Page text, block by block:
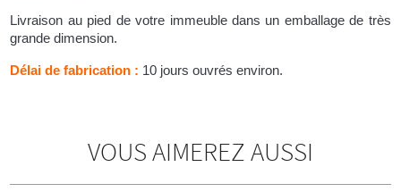
Livraison au pied de votre immeuble dans un emballage de très
grande dimension.
Délai de fabrication : 10 jours ouvrés environ.
VOUS AIMEREZ AUSSI